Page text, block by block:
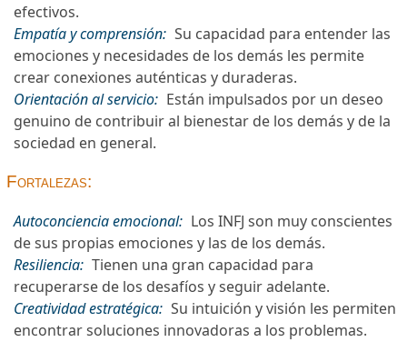
efectivos.
Empatía y comprensión: Su capacidad para entender las
emociones y necesidades de los demás les permite
crear conexiones auténticas y duraderas.
Orientación al servicio: Están impulsados por un deseo
genuino de contribuir al bienestar de los demás y de la
sociedad en general.
Fortalezas:
Autoconciencia emocional: Los INFJ son muy conscientes
de sus propias emociones y las de los demás.
Resiliencia: Tienen una gran capacidad para
recuperarse de los desafíos y seguir adelante.
Creatividad estratégica: Su intuición y visión les permiten
encontrar soluciones innovadoras a los problemas.